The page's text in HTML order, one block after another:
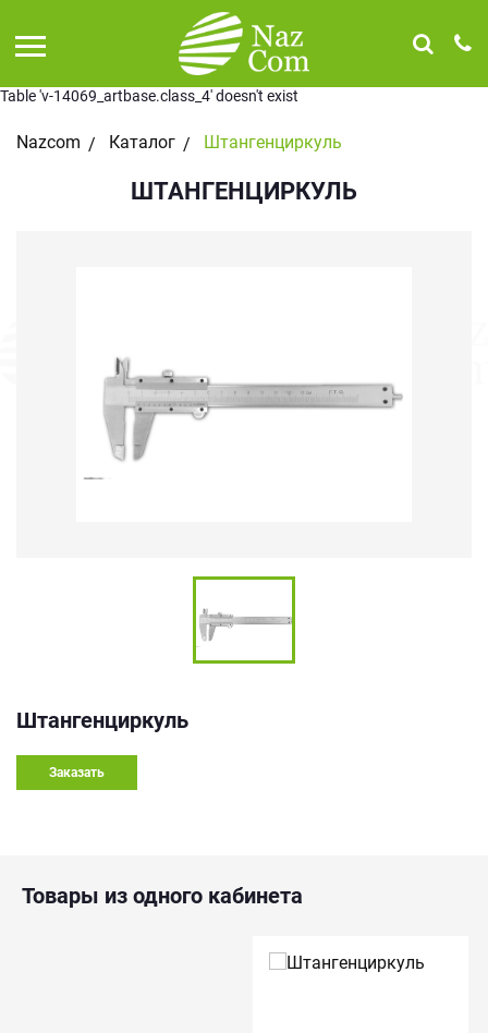
Table 'v-14069_artbase.class_4' doesn't exist
Nazcom Каталог Штангенциркуль
ШТАНГЕНЦИРКУЛЬ
Штангенциркуль
Заказать
Товары из одного кабинета